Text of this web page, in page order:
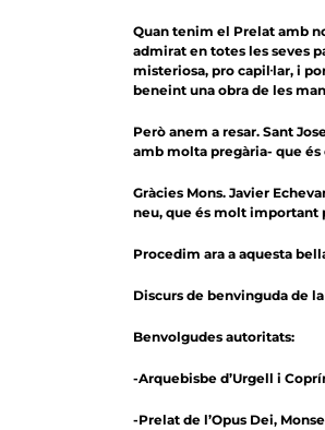
Quan tenim el Prelat amb
admirat en totes les seves
misteriosa, pro capil·lar, i
beneint una obra de les
Però anem a resar. Sant
amb molta pregària- que
Gràcies Mons. Javier
neu, que és molt important
Procedim ara a aquesta
Discurs de benvinguda de la
Benvolgudes autoritats:
-Arquebisbe d’Urgell i
-Prelat de l’Opus Dei,